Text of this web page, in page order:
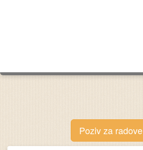
Poziv za radove